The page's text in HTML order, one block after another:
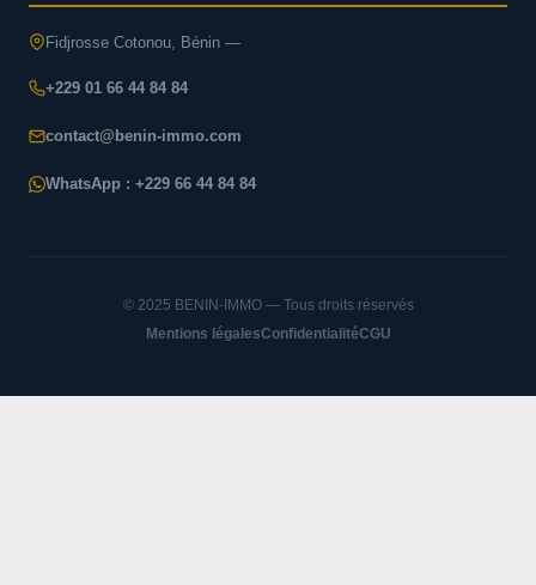
Fidjrosse Cotonou, Bénin —
+229 01 66 44 84 84
contact@benin-immo.com
WhatsApp : +229 66 44 84 84
© 2025 BENIN-IMMO — Tous droits réservés
Mentions légalesConfidentialitéCGU